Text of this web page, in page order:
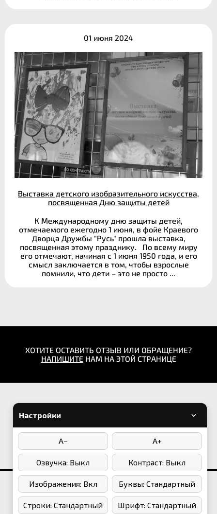
01 июня 2024
Выставка детского изобразительного искусства,
посвященная Дню защиты детей
К Международному дню защиты детей,
отмечаемого ежегодно 1 июня, в фойе Краевого
Дворца Дружбы "Русь" прошла выставка,
посвященная этому празднику. По всему миру
его отмечают, начиная с 1 июня 1950 года, и его
смысл заключается в том, чтобы взрослые
помнили, что дети – это не просто ...
ХОТИТЕ ОСТАВИТЬ ОТЗЫВ ИЛИ ОБРАЩЕНИЕ?
НАПИШИТЕНАМ НА ЭТОЙ СТРАНИЦЕ
8 (4212) 91-01-37
Написать в WhatsApp
Мы в соцсетях:
2013-2022. Краевой Дворец Дружбы "Русь"
Создание сайта:
Настройки
A− A+
Озвучка: Выкл Контраст: Выкл
Изображения: Вкл Буквы: Стандартный
Строки: Стандартный Шрифт: Стандартный